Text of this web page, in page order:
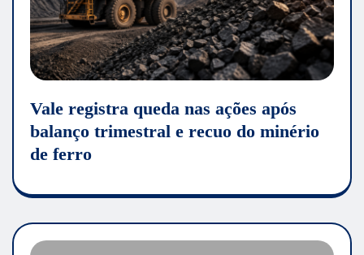
Vale registra queda nas ações após
balanço trimestral e recuo do minério
de ferro